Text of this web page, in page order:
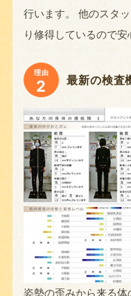
行います。 他のスタ
り修得しているので安
理由
2 最新の検査
姿勢の歪みから来る